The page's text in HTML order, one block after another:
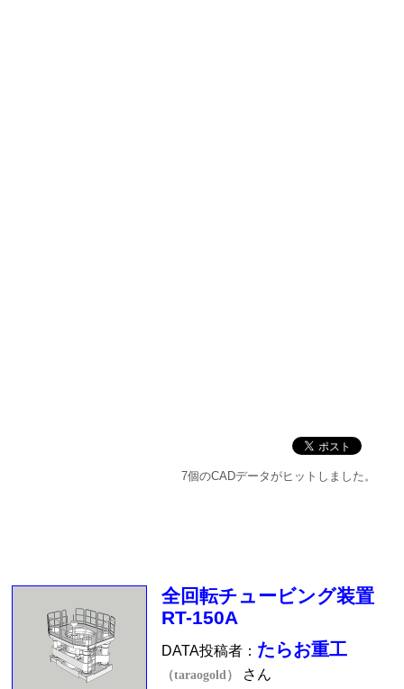
7個のCADデータがヒットしました。
全回転チュービング装置
RT-150A
DATA投稿者： たらお重工
（taraogold） さん